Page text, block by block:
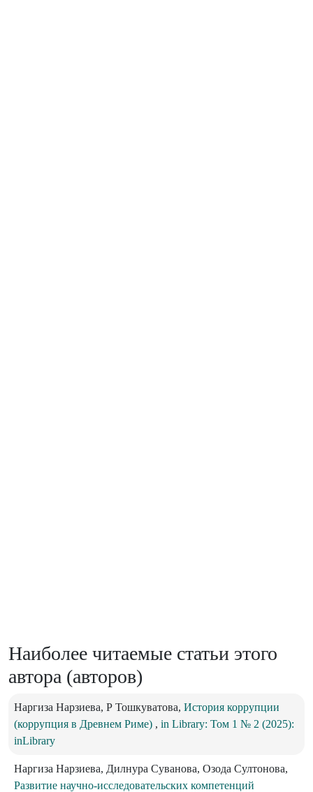
Наиболее читаемые статьи этого
автора (авторов)
Наргиза Нарзиева, Р Тошкуватова, История коррупции
(коррупция в Древнем Риме) , in Library: Том 1 № 2 (2025):
inLibrary
Наргиза Нарзиева, Дилнура Суванова, Озода Султонова,
Развитие научно-исследовательских компетенций